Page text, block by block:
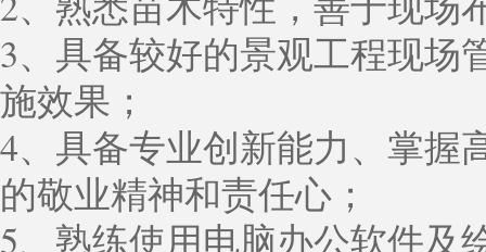
3、具备较好的景观工程现场
施效果；
4、具备专业创新能力、掌握
的敬业精神和责任心；
5、熟练使用电脑办公软件及